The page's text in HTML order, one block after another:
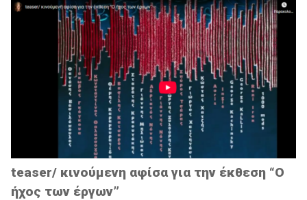
teaser/ κινούμενη αφίσα για την έκθεση “Ο
ήχος των έργων”